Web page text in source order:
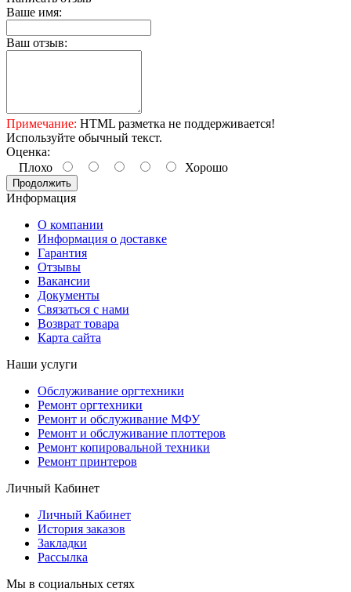
Ваше имя:
Ваш отзыв:
Примечание: HTML разметка не поддерживается!
Используйте обычный текст.
Оценка:
Плохо
Хорошо
Продолжить
Информация
О компании
Информация о доставке
Гарантия
Отзывы
Вакансии
Документы
Связаться с нами
Возврат товара
Карта сайта
Наши услуги
Обслуживание оргтехники
Ремонт оргтехники
Ремонт и обслуживание МФУ
Ремонт и обслуживание плоттеров
Ремонт копировальной техники
Ремонт принтеров
Личный Кабинет
Личный Кабинет
История заказов
Закладки
Рассылка
Мы в социальных сетях